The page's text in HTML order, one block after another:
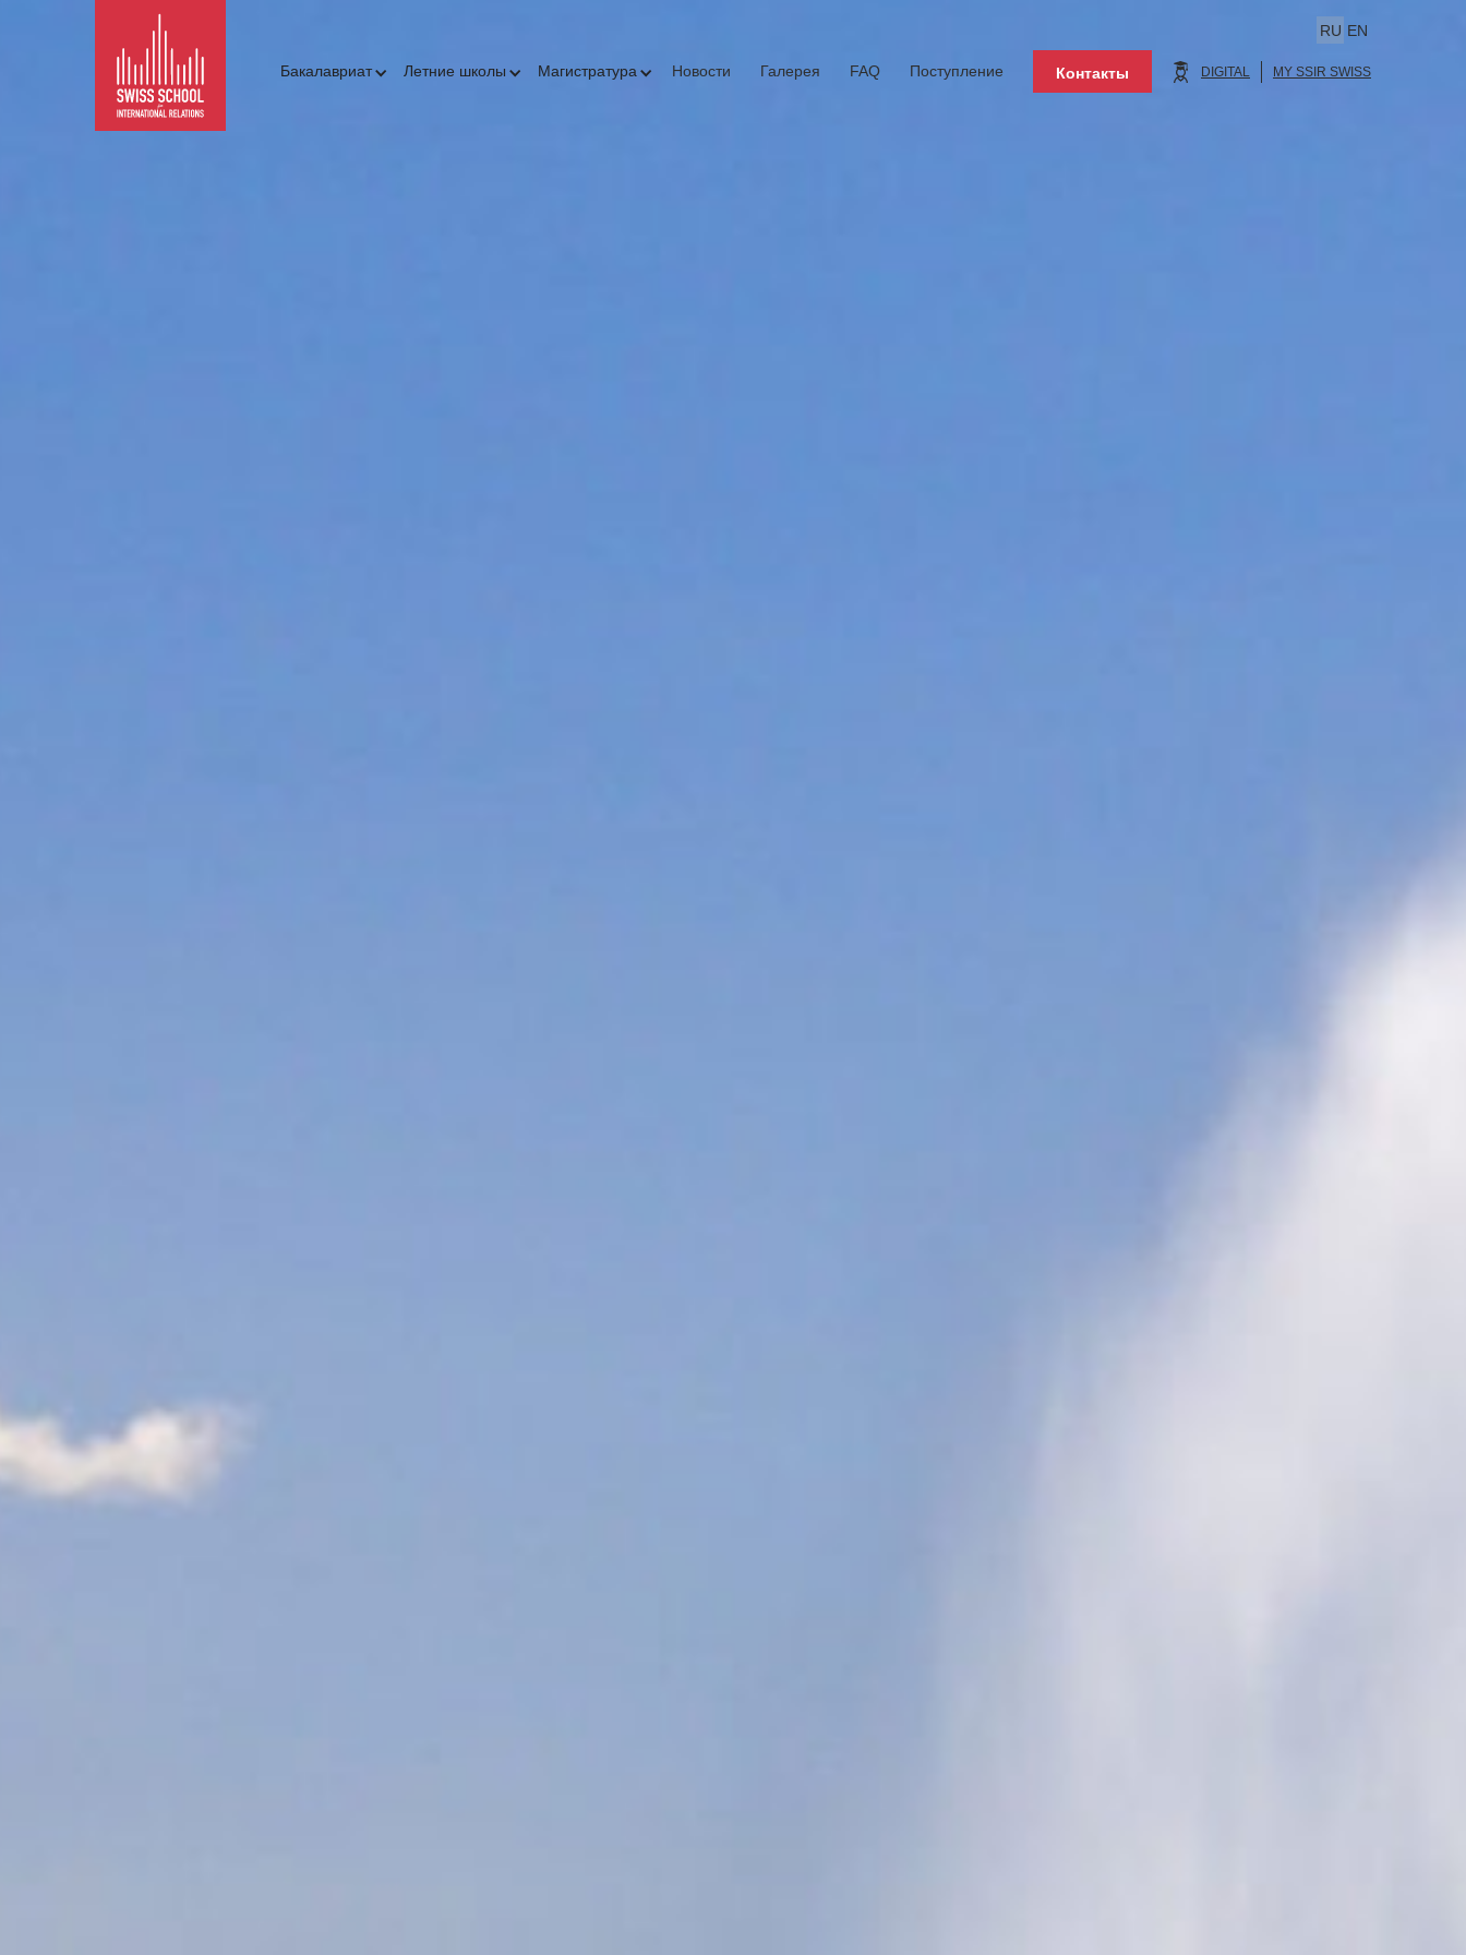
Бакалавриат Летние школы Магистратура Новости Галерея FAQ Поступление Контакты
EN
RU
DIGITAL MY SSIR SWISS